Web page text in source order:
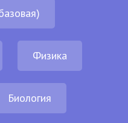
Физика
Биология